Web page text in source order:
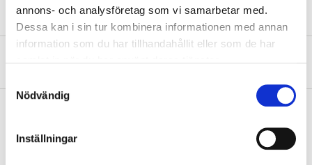
annons- och analysföretag som vi samarbetar med.
Dessa kan i sin tur kombinera informationen med annan
information som du har tillhandahållit eller som de har
Nödvändig
Inställningar